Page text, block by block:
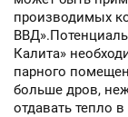
производимых
Калита»
парного
больше дров,
отдавать тепло